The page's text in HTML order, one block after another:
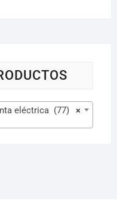
×
eléctrica (77)